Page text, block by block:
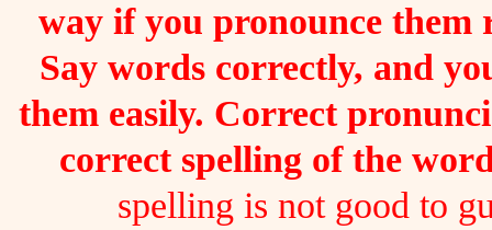
way if you pronounce them
Say words correctly, and
them easily. Correct
correct spelling of the
spelling is not good to